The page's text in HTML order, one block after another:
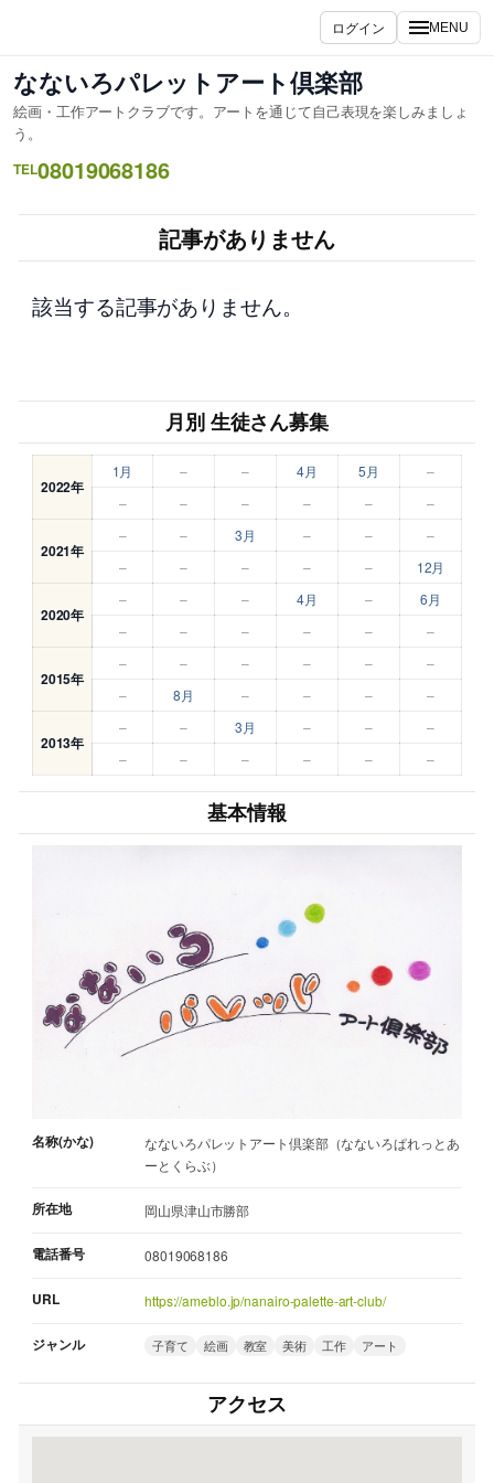
ス
キ
プ
ログイン MENU
なないろパレットアート倶楽部
絵画・工作アートクラブです。アートを通じて自己表現を楽しみましょ
う。
TEL08019068186
記事がありません
該当する記事がありません。
月別 生徒さん募集
2022年
1月 – – 4月 5月
–
–
– – – – –
2021年
– – 3月 – –
–
–
– – – – 12月
2020年
– – – 4月 –
6月
–
– – – – –
2015年
– – – – –
–
–
8月 – – – –
2013年
– – 3月 – –
–
–
– – – – –
基本情報
名称(かな)
なないろパレットアート倶楽部（なないろぱれっとあ
ーとくらぶ）
所在地 岡山県津山市勝部
電話番号 08019068186
URL https://ameblo.jp/nanairo-palette-art-club/
ジャンル 子育て 絵画 教室 美術 工作 アート
アクセス